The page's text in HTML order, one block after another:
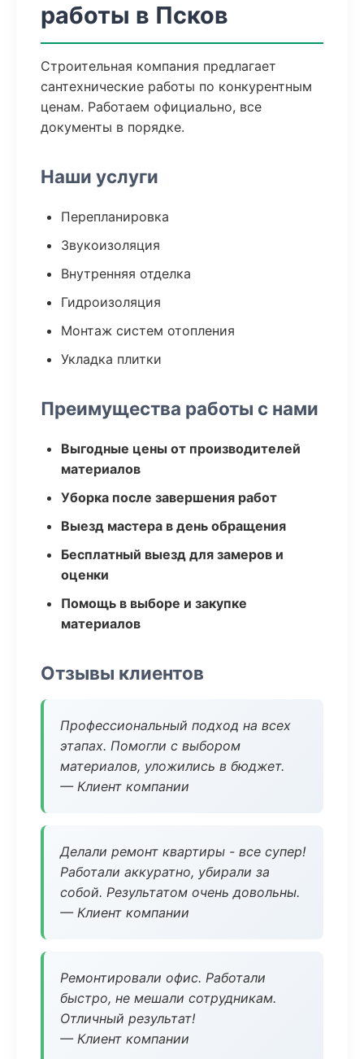
работы в Псков
Строительная компания предлагает
сантехнические работы по конкурентным
ценам. Работаем официально, все
документы в порядке.
Наши услуги
Перепланировка
Звукоизоляция
Внутренняя отделка
Гидроизоляция
Монтаж систем отопления
Укладка плитки
Преимущества работы с нами
Выгодные цены от производителей
материалов
Уборка после завершения работ
Выезд мастера в день обращения
Бесплатный выезд для замеров и
оценки
Помощь в выборе и закупке
материалов
Отзывы клиентов
Профессиональный подход на всех
этапах. Помогли с выбором
материалов, уложились в бюджет.
— Клиент компании
Делали ремонт квартиры - все супер!
Работали аккуратно, убирали за
собой. Результатом очень довольны.
— Клиент компании
Ремонтировали офис. Работали
быстро, не мешали сотрудникам.
Отличный результат!
— Клиент компании